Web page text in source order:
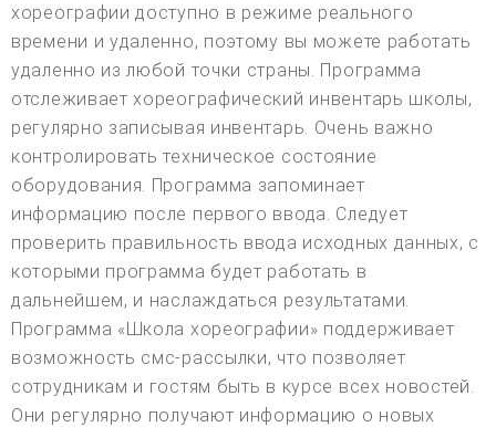
хореографии доступно в режиме реального
времени и удаленно, поэтому вы можете работать
удаленно из любой точки страны. Программа
отслеживает хореографический инвентарь школы,
регулярно записывая инвентарь. Очень важно
контролировать техническое состояние
оборудования. Программа запоминает
информацию после первого ввода. Следует
проверить правильность ввода исходных данных, с
которыми программа будет работать в
дальнейшем, и наслаждаться результатами.
Программа «Школа хореографии» поддерживает
возможность смс-рассылки, что позволяет
сотрудникам и гостям быть в курсе всех новостей.
Они регулярно получают информацию о новых